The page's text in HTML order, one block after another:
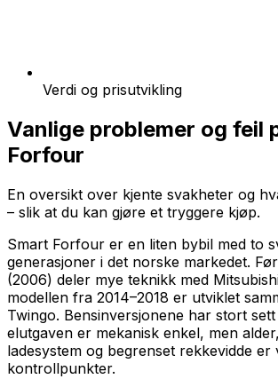
Verdi og prisutvikling
Vanlige problemer og feil
Forfour
En oversikt over kjente svakheter og
– slik at du kan gjøre et tryggere kjøp.
Smart Forfour er en liten bybil med to
generasjoner i det norske markedet.
(2006) deler mye teknikk med
modellen fra 2014–2018 er utviklet
Twingo. Bensinversjonene har stort
elutgaven er mekanisk enkel, men
ladesystem og begrenset rekkevidde er
kontrollpunkter.